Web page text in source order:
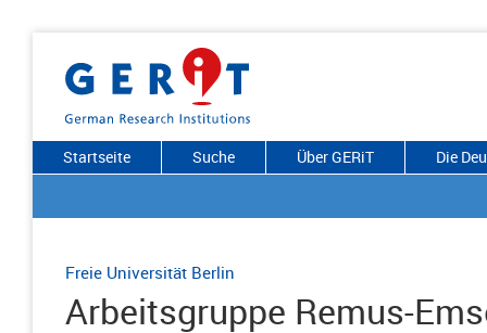
Startseite Suche Über GERiT Die
Freie Universität Berlin
Arbeitsgruppe Remus-